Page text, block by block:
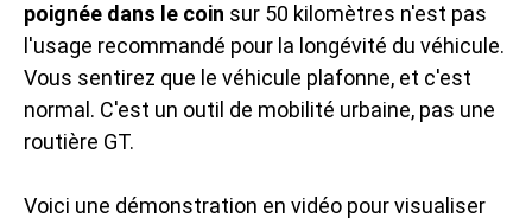
poignée dans le coin sur 50 kilomètres n'est pas
l'usage recommandé pour la longévité du véhicule.
Vous sentirez que le véhicule plafonne, et c'est
normal. C'est un outil de mobilité urbaine, pas une
routière GT.
Voici une démonstration en vidéo pour visualiser